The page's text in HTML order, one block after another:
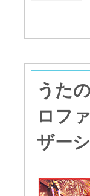
うた
ロフ
ザー